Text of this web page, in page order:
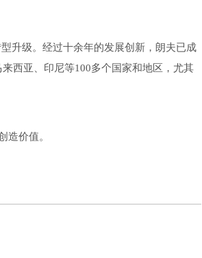
升级。经过十余年的发展创新，朗夫已成
西亚、印尼等100多个国家和地区，尤其
造价值。